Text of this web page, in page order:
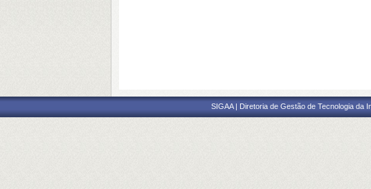
SIGAA | Diretoria de Gestão de Tecnologia